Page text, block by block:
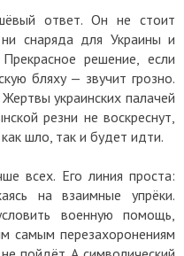
ответ. Он не стоит
снаряда для Украины и
решение, если
бляху — звучит грозно.
украинских палачей
резни не воскреснут,
шло, так и будет идти.
всех. Его линия проста:
на взаимные упрёки.
военную помощь,
самым перезахоронениям